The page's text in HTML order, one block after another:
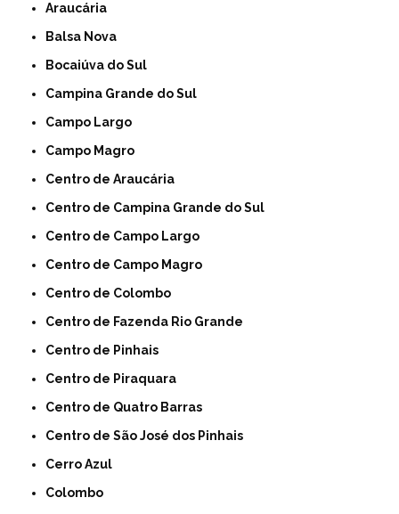
Araucária
Balsa Nova
Bocaiúva do Sul
Campina Grande do Sul
Campo Largo
Campo Magro
Centro de Araucária
Centro de Campina Grande do Sul
Centro de Campo Largo
Centro de Campo Magro
Centro de Colombo
Centro de Fazenda Rio Grande
Centro de Pinhais
Centro de Piraquara
Centro de Quatro Barras
Centro de São José dos Pinhais
Cerro Azul
Colombo